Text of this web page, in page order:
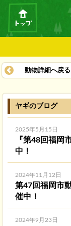
動物詳細へ戻る
ヤギのブログ
2025年5月15日
『第48回福岡
中！
2024年11月12日
第47回福岡市
催中！
2024年9月23日